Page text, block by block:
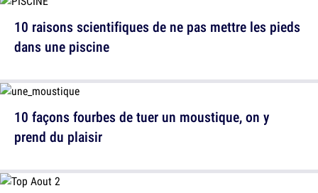
10 façons fourbes de tuer un moustique, on y
prend du plaisir
10 raisons scientifiques de ne pas mettre les pieds
dans une piscine